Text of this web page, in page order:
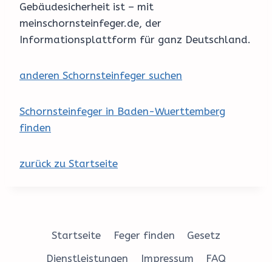
Gebäudesicherheit ist – mit
meinschornsteinfeger.de, der
Informationsplattform für ganz Deutschland.
anderen Schornsteinfeger suchen
Schornsteinfeger in Baden-Wuerttemberg
finden
zurück zu Startseite
Startseite Feger finden
Gesetz
Dienstleistungen
Impressum FAQ